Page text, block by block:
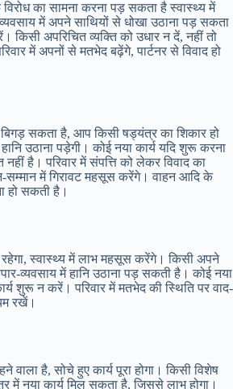
का सामना करना पड़ सकता है स्वास्थ्य में
में अपने साथियों से धोखा उठाना पड़ सकता
किसी अपरिचित व्यक्ति को उधार न दें, नहीं तो
में अपनों से मतभेद बढ़ेंगे, पार्टनर से विवाद हो
सकता है, आप किसी षड्यंत्र का शिकार हो
उठाना पड़ेगी। कोई नया कार्य यदि शुरू करना
है। परिवार में संपत्ति को लेकर विवाद का
सम्मान में गिरावट महसूस करेंगे। वाहन आदि के
हो सकती है।
स्वास्थ्य में लाभ महसूस करेंगे। किसी अपने
व्यवसाय में हानि उठाना पड़ सकती है। कोई नया
शुरू न करें। परिवार में मतभेद की स्थिति पर वाद-
रखें।
है, सोचे हुए कार्य पूरा होगा। किसी विशेष
में नया कार्य मिल सकता है, जिससे लाभ होगा।